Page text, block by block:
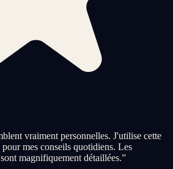
vraiment personnelles. J'utilise cette
mes conseils quotidiens. Les
magnifiquement détaillées.”